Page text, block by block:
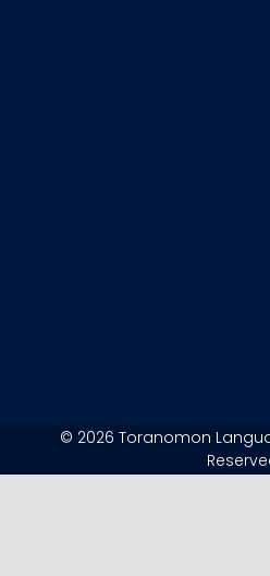
© 2026 Toranomon